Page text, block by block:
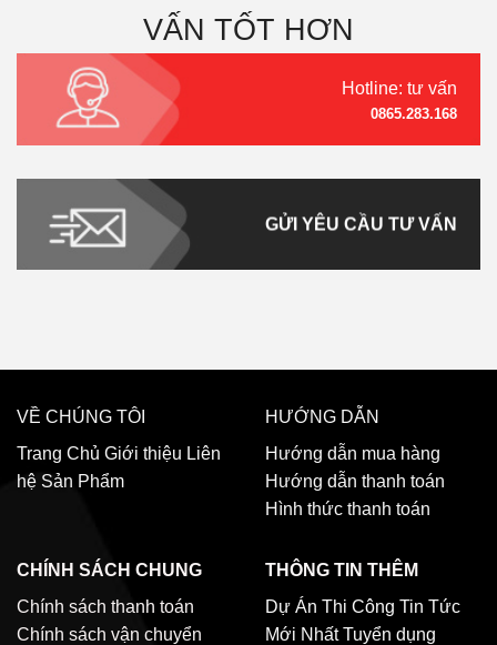
VẤN TỐT HƠN
Hotline: tư vấn
0865.283.168
GỬI YÊU CẦU TƯ VẤN
VỀ CHÚNG TÔI
Trang Chủ Giới thiệu Liên
hệ Sản Phẩm
HƯỚNG DẪN
Hướng dẫn mua hàng
Hướng dẫn thanh toán
Hình thức thanh toán
CHÍNH SÁCH CHUNG
Chính sách thanh toán
Chính sách vận chuyển
THÔNG TIN THÊM
Dự Án Thi Công Tin Tức
Mới Nhất Tuyển dụng